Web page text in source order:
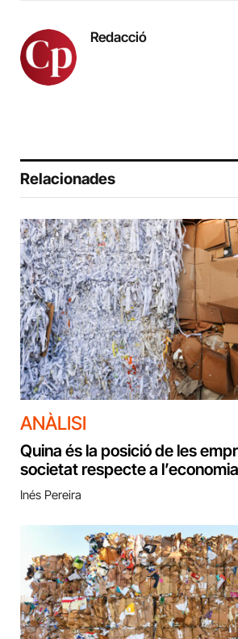
Redacció
Relacionades
ANÀLISI
Quina és la posició de les
societat respecte a
Inés Pereira